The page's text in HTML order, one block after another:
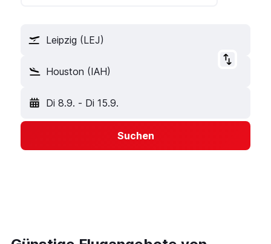
Leipzig (LEJ)
Houston (IAH)
Di 8.9. - Di 15.9.
Suchen